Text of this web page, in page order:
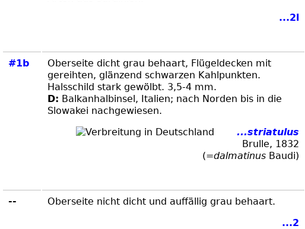
...2l
#1b
Oberseite dicht grau behaart, Flügeldecken mit
gereihten, glänzend schwarzen Kahlpunkten.
Halsschild stark gewölbt. 3,5-4 mm.
D: Balkanhalbinsel, Italien; nach Norden bis in die
Slowakei nachgewiesen.
...striatulus
Brulle, 1832
(=dalmatinus Baudi)
--
Oberseite nicht dicht und auffällig grau behaart.
...2